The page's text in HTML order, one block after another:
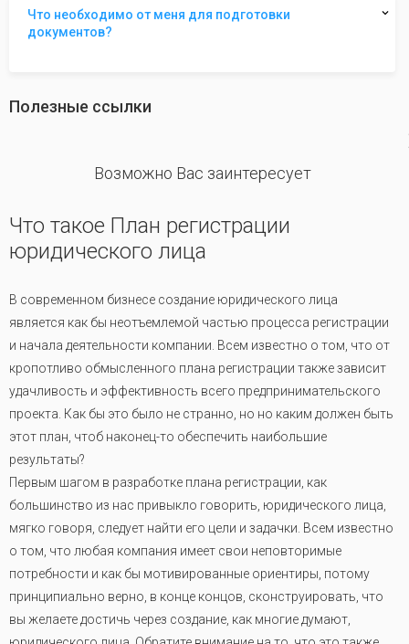
Что необходимо от меня для подготовки
документов?
Полезные ссылки
Возможно Вас заинтересует
Что такое План регистрации
юридического лица
В современном бизнесе создание юридического лица
является как бы неотъемлемой частью процесса регистрации
и начала деятельности компании. Всем известно о том, что от
кропотливо обмысленного плана регистрации также зависит
удачливость и эффективность всего предпринимательского
проекта. Как бы это было не странно, но но каким должен быть
этот план, чтоб наконец-то обеспечить наибольшие
результаты?
Первым шагом в разработке плана регистрации, как
большинство из нас привыкло говорить, юридического лица,
мягко говоря, следует найти его цели и задачки. Всем известно
о том, что любая компания имеет свои неповторимые
потребности и как бы мотивированные ориентиры, потому
принципиально верно, в конце концов, сконструировать, что
вы желаете достичь через создание, как многие думают,